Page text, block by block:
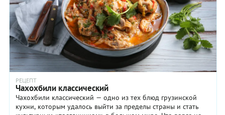
РЕЦЕПТ
Чахохбили классический
Чахохбили классический — одно из тех блюд грузинской
кухни, которым удалось выйти за пределы страны и стать